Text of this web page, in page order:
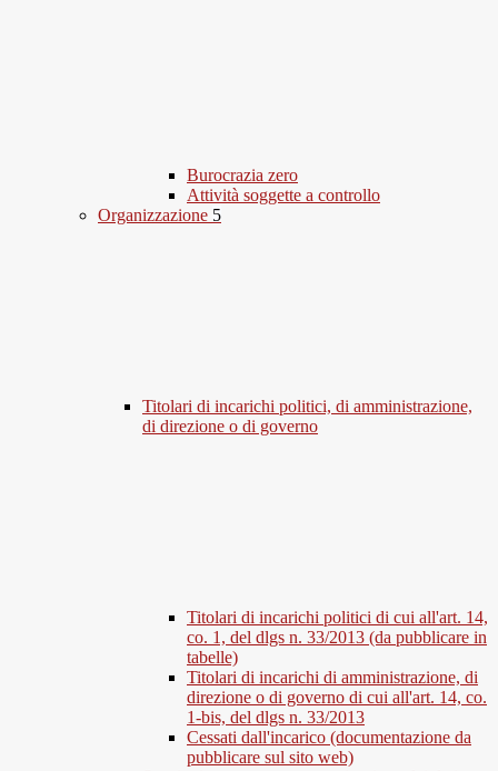
Burocrazia zero
Attività soggette a controllo
Organizzazione 5
Titolari di incarichi politici, di amministrazione,
di direzione o di governo
Titolari di incarichi politici di cui all'art. 14,
co. 1, del dlgs n. 33/2013 (da pubblicare in
tabelle)
Titolari di incarichi di amministrazione, di
direzione o di governo di cui all'art. 14, co.
1-bis, del dlgs n. 33/2013
Cessati dall'incarico (documentazione da
pubblicare sul sito web)